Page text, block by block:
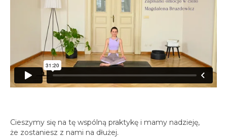
specjalistyczne
Grafik
spotkania online
Blog
Zaloguj
platforma kursowa
Cieszymy się na tę wspólną praktykę i mamy nadzieję,
że zostaniesz z nami na dłużej.